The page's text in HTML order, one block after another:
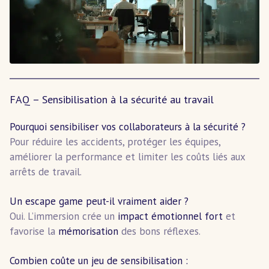
FAQ – Sensibilisation à la sécurité au travail
Pourquoi sensibiliser vos collaborateurs à la sécurité ?
Pour réduire les accidents, protéger les équipes,
améliorer la performance et limiter les coûts liés aux
arrêts de travail.
Un escape game peut-il vraiment aider ?
Oui. L’immersion crée un impact émotionnel fort et
favorise la mémorisation des bons réflexes.
Combien coûte un jeu de sensibilisation :